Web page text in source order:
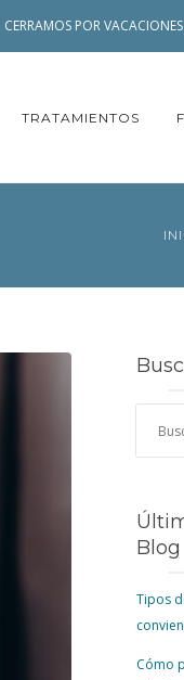
CERRAMOS POR
TRATAMIENTOS
Blog
Tipos
Cómo